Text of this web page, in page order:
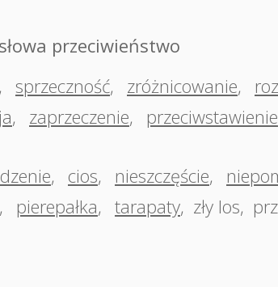
przeciwieństwo
, sprzeczność, zróżnicowanie,
, zaprzeczenie, przeciwstawienie
, cios, nieszczęście,
, pierepałka, tarapaty, zły los,